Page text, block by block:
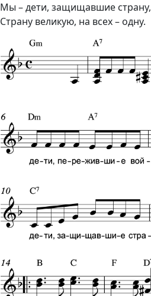
Мы – дети, защищавшие страну,
Страну великую, на всех – одну.